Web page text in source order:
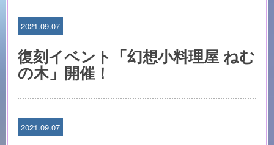
2021.09.07
復刻イベント「幻想小料理屋 ねむ
の木」開催！
2021.09.07